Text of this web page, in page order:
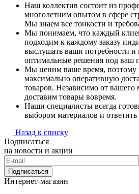
Наш коллектив состоит из
многолетним опытом в сфере
Мы знаем все тонкости и
Мы понимаем, что каждый
подходим к каждому заказу
выслушать ваши потребности и
оптимальные решения под ваш
Мы ценим ваше время, поэтому
максимально оперативную
товаров. Независимо от
доставим товары вовремя.
Наши специалисты всегда
выбором материалов и
Назад к списку
Подписаться
на новости и акции
Подписаться
Интернет-магазин